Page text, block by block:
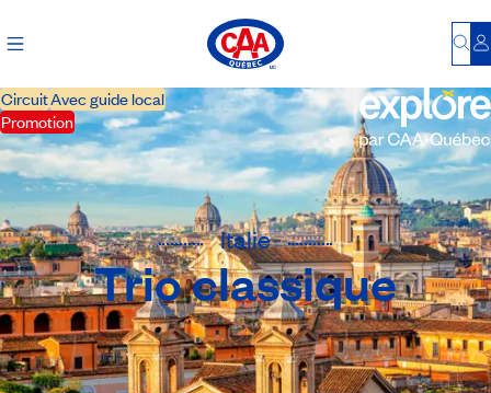
CircuitAvec guide local
Promotion
Italie
Trio classique